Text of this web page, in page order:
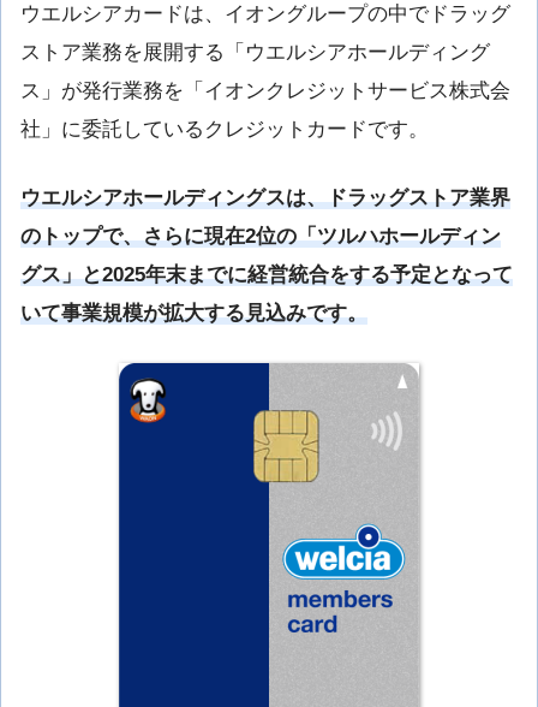
ウエルシアカードは、イオングループの中でドラッグ
ストア業務を展開する「ウエルシアホールディング
ス」が発行業務を「イオンクレジットサービス株式会
社」に委託しているクレジットカードです。
ウエルシアホールディングスは、ドラッグストア業界
のトップで、さらに現在2位の「ツルハホールディン
グス」と2025年末までに経営統合をする予定となって
いて事業規模が拡大する見込みです。